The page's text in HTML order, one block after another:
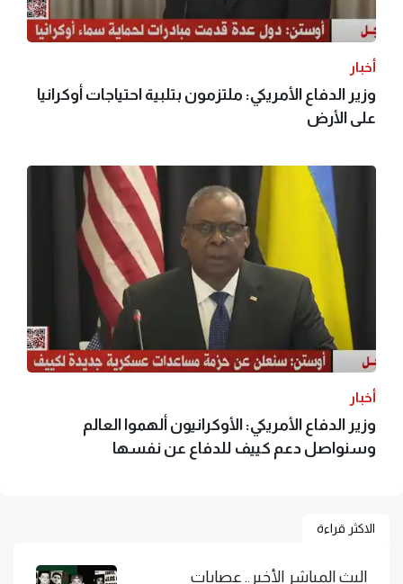
أخبار
وزير الدفاع الأمريكي: ملتزمون بتلبية احتياجات أوكرانيا
على الأرض
أخبار
وزير الدفاع الأمريكي: الأوكرانيون ألهموا العالم
وسنواصل دعم كييف للدفاع عن نفسها
الاكثر قراءة
البث المباشر الأخير.. عصابات